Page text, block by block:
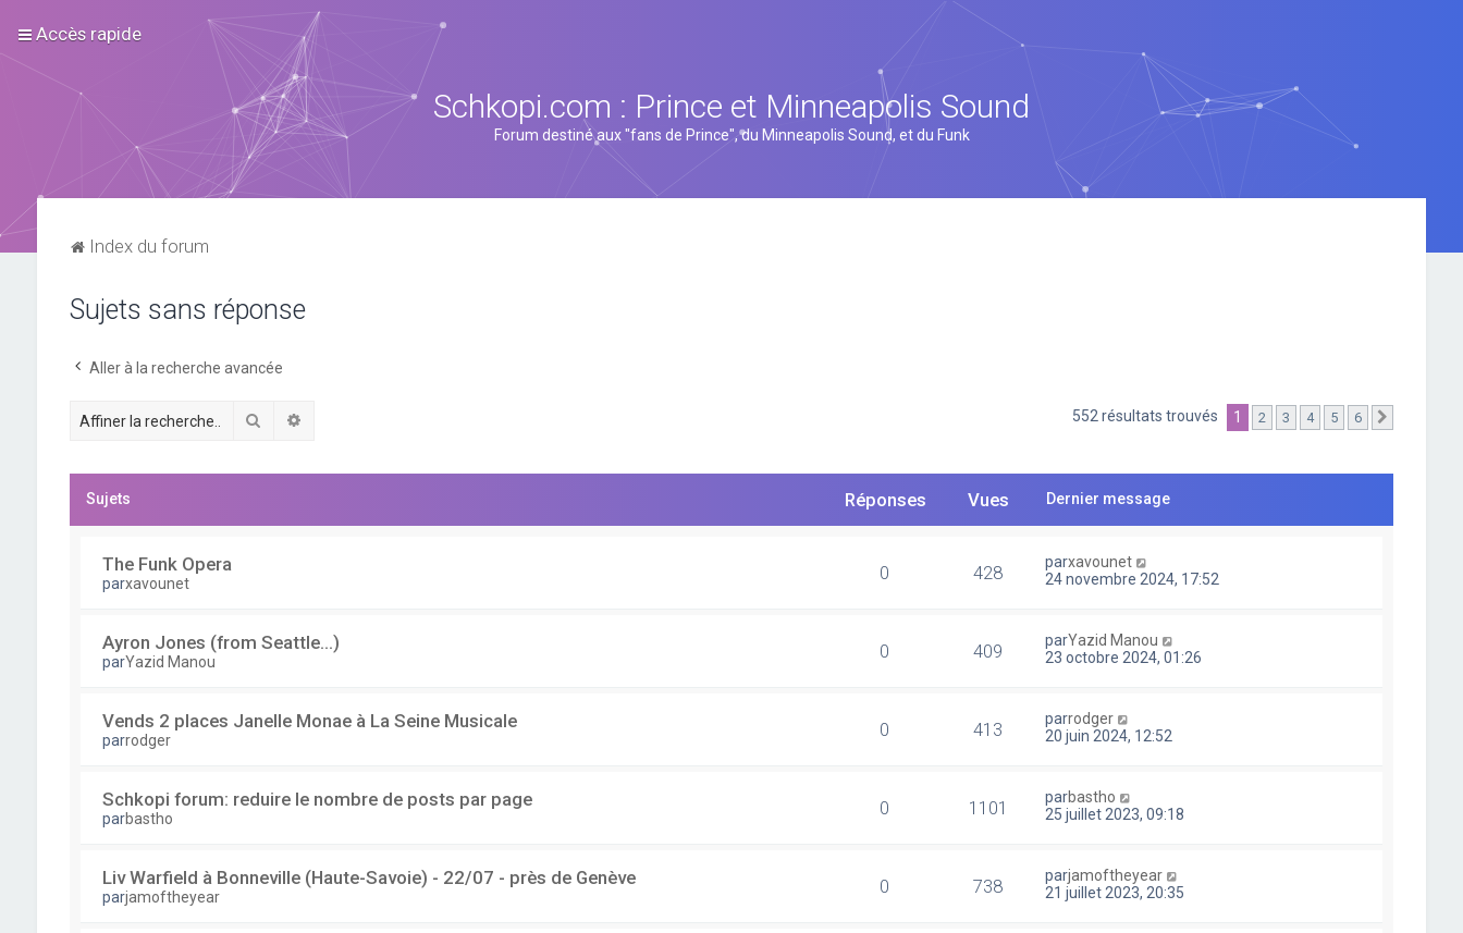
Accès rapide
Schkopi.com : Prince et Minneapolis Sound
Forum destiné aux "fans de Prince", du Minneapolis Sound, et du Funk
Index du forum
Sujets sans réponse
Aller à la recherche avancée
Rechercher 552 résultats trouvés 1 2 3 4 5 6
Sujets Réponses Vues Dernier message
The Funk Opera
parxavounet 0 428 parxavounet
24 novembre 2024, 17:52
Ayron Jones (from Seattle...)
parYazid Manou 0 409 parYazid Manou
23 octobre 2024, 01:26
Vends 2 places Janelle Monae à La Seine Musicale
parrodger 0 413 parrodger
20 juin 2024, 12:52
Schkopi forum: reduire le nombre de posts par page
parbastho 0 1101 parbastho
25 juillet 2023, 09:18
Liv Warfield à Bonneville (Haute-Savoie) - 22/07 - près de Genève
parjamoftheyear 0 738 parjamoftheyear
21 juillet 2023, 20:35